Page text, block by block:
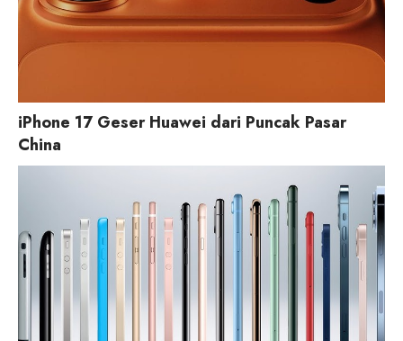
iPhone 17 Geser Huawei dari Puncak Pasar
China